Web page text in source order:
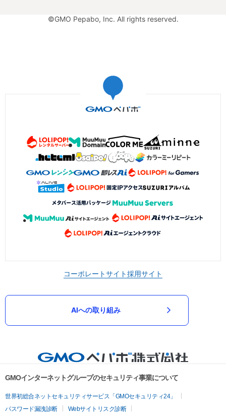
©GMO Pepabo, Inc. All rights reserved.
コーポレートサイト採用サイト
AIへの取り組み
GMOインターネットグループのセキュリティ事業について
世界初総合ネットセキュリティサービス「GMOセキュリティ24」
パスワード漏洩診断
Webサイトリスク診断